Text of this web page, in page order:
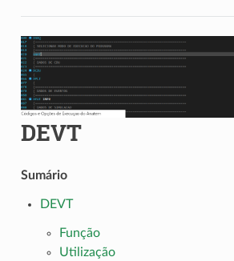
DEVT
Sumário
DEVT
Função
Utilização